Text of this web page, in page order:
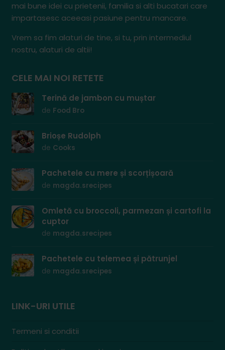
mai bune idei cu prietenii, familia si alti bucatari care
impartasesc aceeasi pasiune pentru mancare.
Vrem sa fim alaturi de tine, si tu, prin intermediul
nostru, alaturi de altii!
CELE MAI NOI RETETE
Terină de jambon cu muștar
de Food Bro
Brioșe Rudolph
de Cooks
Pachetele cu mere și scorțișoară
de magda.srecipes
Omletă cu broccoli, parmezan și cartofi la
cuptor
de magda.srecipes
Pachetele cu telemea și pătrunjel
de magda.srecipes
LINK-URI UTILE
Termeni si conditii